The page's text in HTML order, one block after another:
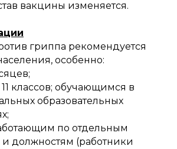
вакцины изменяется.
гриппа рекомендуется
особенно:
классов; обучающимся в
образовательных
по отдельным
должностям (работники